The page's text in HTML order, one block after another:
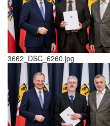
3662_DSC_6260.jpg